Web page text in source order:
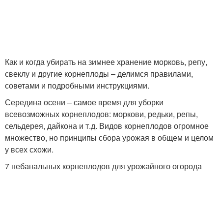
Как и когда убирать на зимнее хранение морковь, репу,
свеклу и другие корнеплоды – делимся правилами,
советами и подробными инструкциями.
Середина осени – самое время для уборки
всевозможных корнеплодов: моркови, редьки, репы,
сельдерея, дайкона и т.д. Видов корнеплодов огромное
множество, но принципы сбора урожая в общем и целом
у всех схожи.
7 небанальных корнеплодов для урожайного огорода